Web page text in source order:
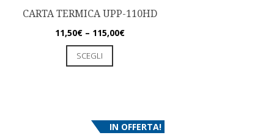
CARTA TERMICA UPP-110HD
11,50€– 115,00€
SCEGLI
IN OFFERTA!